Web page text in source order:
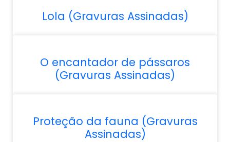
Lola (Gravuras Assinadas)
O encantador de pássaros
(Gravuras Assinadas)
Proteção da fauna (Gravuras
Assinadas)